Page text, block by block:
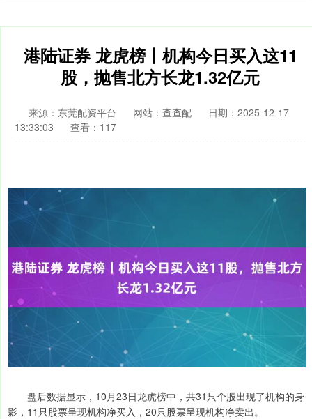
港陆证券 龙虎榜丨机构今日买入这11
股，抛售北方长龙1.32亿元
来源：东莞配资平台 网站：查查配
日期：2025-12-17
13:33:03
查看：117
盘后数据显示，10月23日龙虎榜中，共31只个股出现了机构的身
影，11只股票呈现机构净买入，20只股票呈现机构净卖出。